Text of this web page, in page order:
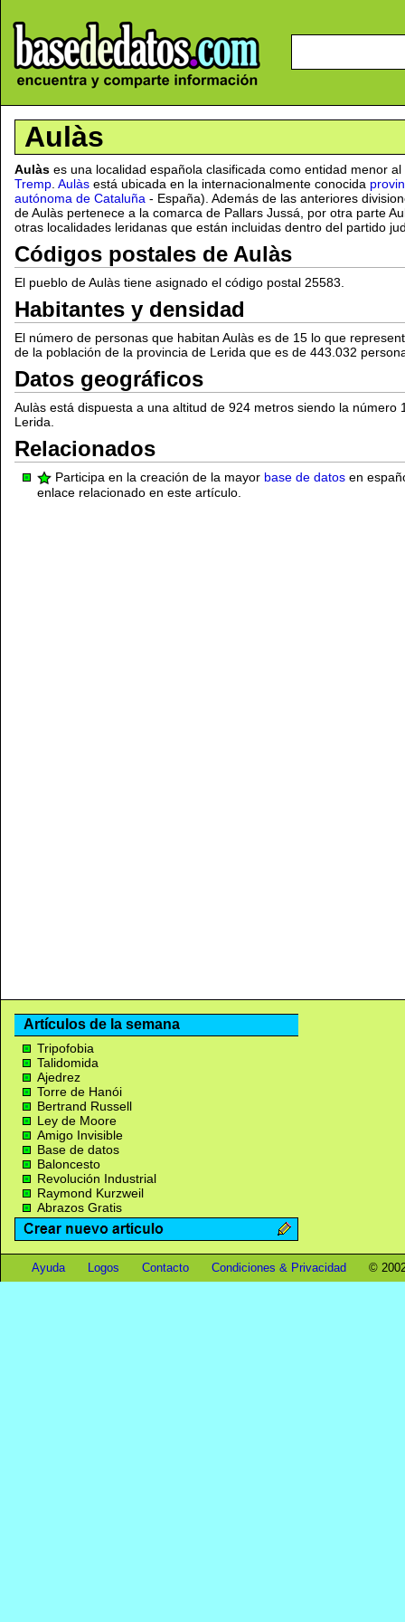
Aulàs
Aulàs es una localidad española clasificada como entidad menor
Tremp Aulàs está ubicada en la internacionalmente conocida
autónoma de Cataluña - España). Además de las anteriores
de Aulàs pertenece a la comarca de Pallars Jussá, por otra parte
otras localidades leridanas que están incluidas dentro del partido
Códigos postales de Aulàs
El pueblo de Aulàs tiene asignado el código postal 25583.
Habitantes y densidad
El número de personas que habitan Aulàs es de 15 lo que
de la población de la provincia de Lerida que es de 443.032
Datos geográficos
Aulàs está dispuesta a una altitud de 924 metros siendo la número
Lerida.
Relacionados
Participa en la creación de la mayor base de datos en
enlace relacionado en este artículo.
Artículos de la semana
Tripofobia
Talidomida
Ajedrez
Torre de Hanói
Bertrand Russell
Ley de Moore
Amigo Invisible
Base de datos
Baloncesto
Revolución Industrial
Raymond Kurzweil
Abrazos Gratis
Ayuda Logos Contacto Condiciones & Privacidad ©